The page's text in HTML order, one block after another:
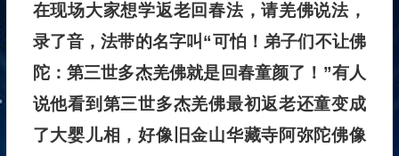
在现场大家想学返老回春法，请羌佛说法，
录了音，法带的名字叫“可怕！弟子们不让佛
陀：第三世多杰羌佛就是回春童颜了！”有人
说他看到第三世多杰羌佛最初返老还童变成
了大婴儿相，好像旧金山华藏寺阿弥陀佛像